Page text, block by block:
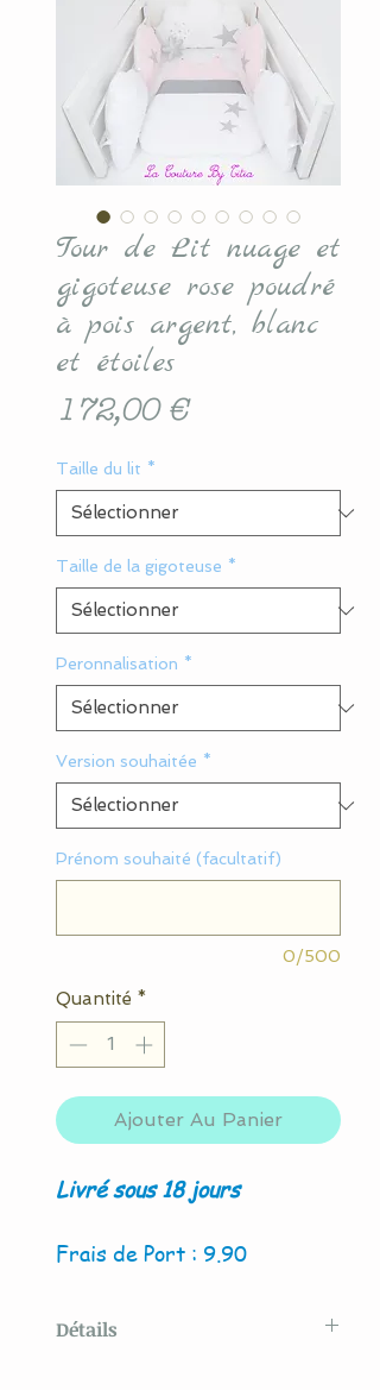
Tour de Lit nuage et
gigoteuse rose poudré
à pois argent, blanc
et étoiles
172,00 €Prix
Taille du lit *
Taille de la gigoteuse *
Peronnalisation *
Version souhaitée *
Prénom souhaité (facultatif)
0/500
Quantité *
Ajouter Au Panier
Livré sous 18 jours
Frais de Port : 9.90
Détails